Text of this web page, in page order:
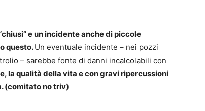
e un incidente anche di piccole
questo.Un eventuale incidente – nei pozzi
– sarebbe fonte di danni incalcolabili con
la qualità della vita e con gravi ripercussioni
(comitato no triv)